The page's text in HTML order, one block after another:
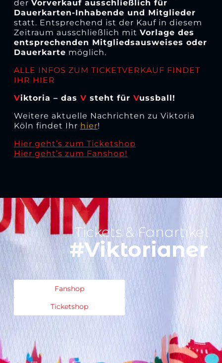
der Vorverkauf ausschließlich für
Dauerkarten-Inhabende und Mitglieder
statt. Entsprechend ist der Kauf in diesem
Zeitraum ausschließlich mit Vorlage des
entsprechenden Mitgliedsausweises oder
Dauerkarte möglich.
ALLE INFOS ZUM TICKETVERKAUF FINDET
IHR HIER
Viktoria – das V steht für Vussball!
Weitere aktuelle Nachrichten zu Viktoria
Köln findet Ihr hier!
Hier geht’s zum Ticketshop
Hier geht’s zum Fanshop!
Tickets & Fanartikel
#Viktorianer
Fanshop
Ticketshop